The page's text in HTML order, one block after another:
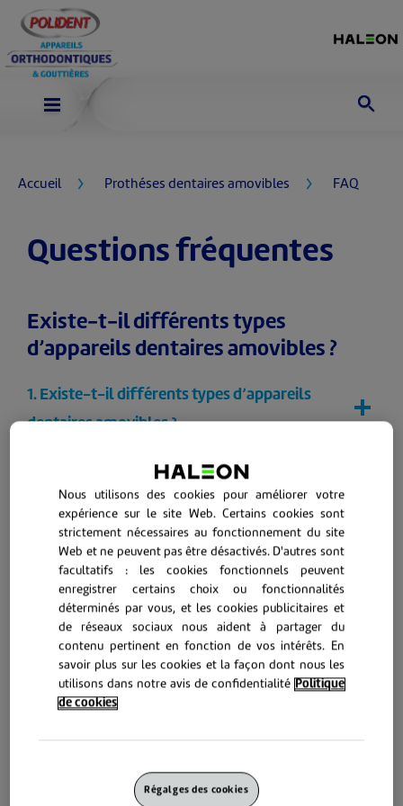
Accueil Prothéses dentaires amovibles FAQ
Questions fréquentes
Existe-t-il différents types
d’appareils dentaires amovibles ?
1. Existe-t-il différents types d’appareils
dentaires amovibles ?
2. Qu’est-ce qu’une gouttière nocturne ?
3. Qu’est-ce qu’un appareil amovible
orthodontique ?
4. À quoi dois-je m’attendre lorsque je
commence à porter un appareil amovible
orthodontique ou une gouttière nocturne ?
Vivre avec un appareil dentaire
Nous utilisons des cookies pour améliorer votre
expérience sur le site Web. Certains cookies sont
strictement nécessaires au fonctionnement du site
Web et ne peuvent pas être désactivés. D'autres sont
facultatifs : les cookies fonctionnels peuvent
enregistrer certains choix ou fonctionnalités
déterminés par vous, et les cookies publicitaires et
de réseaux sociaux nous aident à partager du
contenu pertinent en fonction de vos intérêts. En
savoir plus sur les cookies et la façon dont nous les
utilisons dans notre avis de confidentialité Politique
de cookies
Régalges des cookies